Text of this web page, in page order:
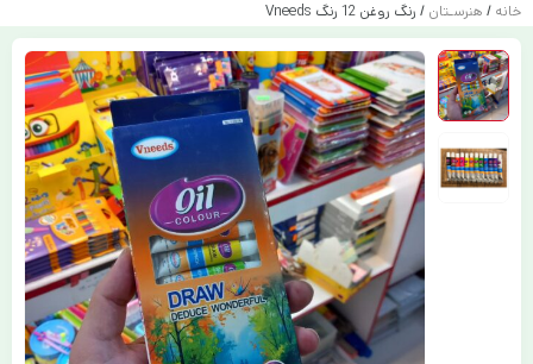
خانه / هنرسـتان / رنگ روغن 12 رنگ Vneeds